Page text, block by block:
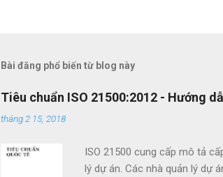
n
é
t
Bài đăng phổ biến từ blog này
Tiêu chuẩn ISO 21500:2012 - Hướng
tháng 2 15, 2018
ISO 21500 cung cấp mô tả
lý dự án. Các nhà quản lý dự